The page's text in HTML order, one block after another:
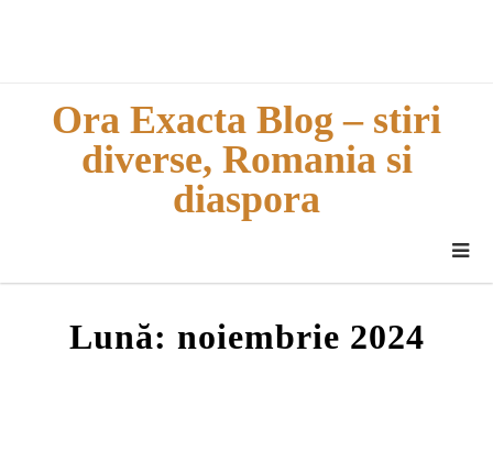
Ora Exacta Blog – stiri
diverse, Romania si
diaspora
Lună: noiembrie 2024